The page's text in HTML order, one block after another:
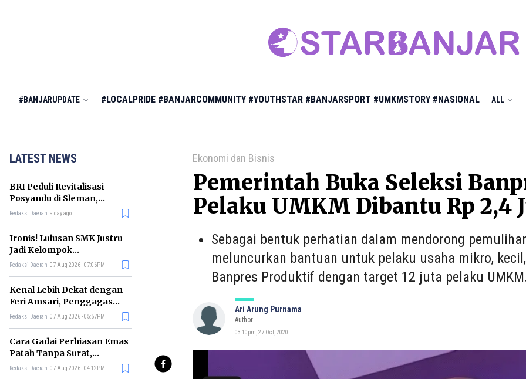
#BANJARUPDATE #LOCALPRIDE #BANJARCOMMUNITY #YOUTHSTAR #BANJARSPORT #UMKMSTORY #NASIONAL ALL
LATEST NEWS
BRI Peduli Revitalisasi
Posyandu di Sleman,
Dorong Penurunan
Redaksi Daerah a day ago
Ironis! Lulusan SMK Justru
Jadi Kelompok
Pengangguran Terbanyak
Redaksi Daerah 07 Aug 2026 - 07:06PM
Kenal Lebih Dekat dengan
Feri Amsari, Penggagas
Kabinet Bayangan
Redaksi Daerah 07 Aug 2026 - 05:57PM
Cara Gadai Perhiasan Emas
Patah Tanpa Surat,
Ternyata Tetap Bisa!
Redaksi Daerah 07 Aug 2026 - 04:12PM
Ekonomi dan Bisnis
Pemerintah Buka Seleksi
Pelaku UMKM Dibantu Rp 2,4
Sebagai bentuk perhatian dalam mendorong
meluncurkan bantuan untuk pelaku usaha mikro,
Banpres Produktif dengan target 12 juta pelaku
Ari Arung Purnama
Author
03:10pm, 27 Oct, 2020